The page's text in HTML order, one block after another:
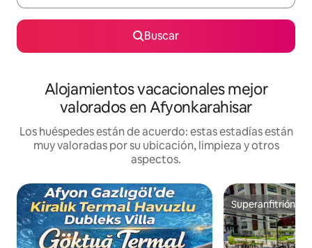
Buscar
Alojamientos vacacionales mejor
valorados en Afyonkarahisar
Los huéspedes están de acuerdo: estas estadías están
muy valoradas por su ubicación, limpieza y otros
aspectos.
Superanfitrión
Superanfitrión